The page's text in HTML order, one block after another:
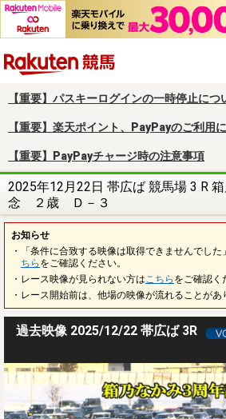
【重要】パスキーログインの一時停止につ
【重要】楽天ポイント、PayPayのご利用
【重要】PayPayチャージ時の注意事項
2025年12月22日 帯広ば 競馬場 3 R
念 ２歳 Ｄ－３
お知らせ
・「条件に合致する映像は取得できませんでし
ちら をご確認ください。
・レース映像が見られない方は こちら をご確認く
・レース開始前は、他場の映像が流れることがあ
過去映像 2025/12/22 帯広ば 3R